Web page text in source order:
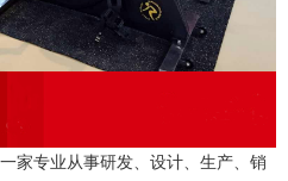
家专业从事研发、设计、生产、销